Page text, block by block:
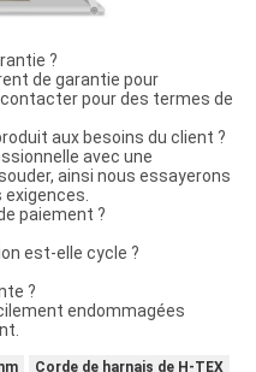
?
de garantie pour
pour des termes de
aux besoins du client ?
avec une
ainsi nous essayerons
paiement ?
est-elle cycle ?
?
endommagées
Corde de harnais de H-TEX